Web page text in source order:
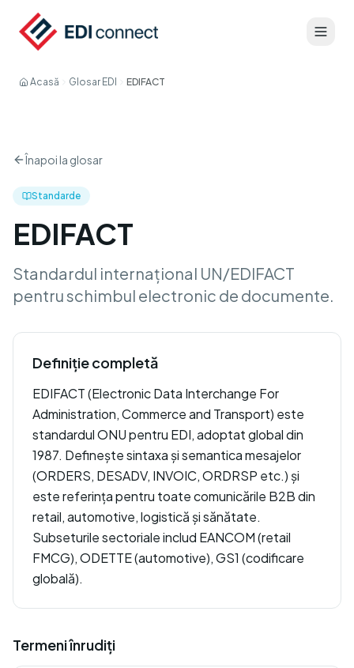
Acasă Glosar EDI EDIFACT
Înapoi la glosar
Standarde
EDIFACT
Standardul internațional UN/EDIFACT
pentru schimbul electronic de documente.
Definiție completă
EDIFACT (Electronic Data Interchange For
Administration, Commerce and Transport) este
standardul ONU pentru EDI, adoptat global din
1987. Definește sintaxa și semantica mesajelor
(ORDERS, DESADV, INVOIC, ORDRSP etc.) și
este referința pentru toate comunicările B2B din
retail, automotive, logistică și sănătate.
Subseturile sectoriale includ EANCOM (retail
FMCG), ODETTE (automotive), GS1 (codificare
globală).
Termeni înrudiți